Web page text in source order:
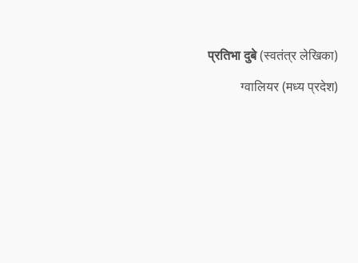
प्रतिभा दुबे(स्वतंत्र लेखिका)
ग्वालियर (मध्य प्रदेश)